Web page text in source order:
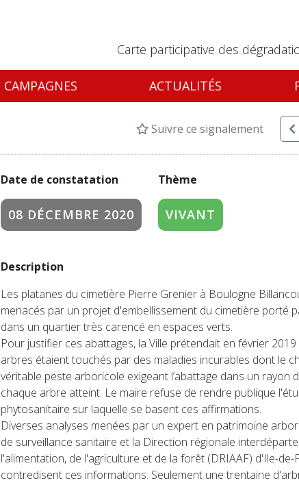
Carte participative des
CAMPAGNES ACTUALITÉS
Suivre ce signalement
Date de constatation
08 DÉCEMBRE 2020
Thème
VIVANT
Description
Les platanes du cimetière Pierre Grenier à Boulogne
menacés par un projet d'embellissement du cimetière porté
dans un quartier très carencé en espaces verts.
Pour justifier ces abattages, la Ville prétendait en février
arbres étaient touchés par des maladies incurables dont le
véritable peste arboricole exigeant l’abattage dans un rayon
chaque arbre atteint. Le maire refuse de rendre publique
phytosanitaire sur laquelle se basent ces affirmations.
Diverses analyses menées par un expert en patrimoine
de surveillance sanitaire et la Direction régionale
l'alimentation, de l'agriculture et de la forêt (DRIAAF) d'Ile-de-
contredisent ces informations. Seulement une trentaine